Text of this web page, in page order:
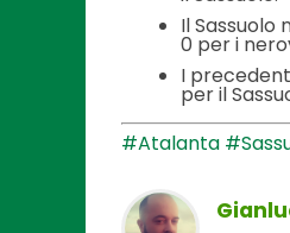
Il Sassuolo
0 per i
I
per il
#Atalanta